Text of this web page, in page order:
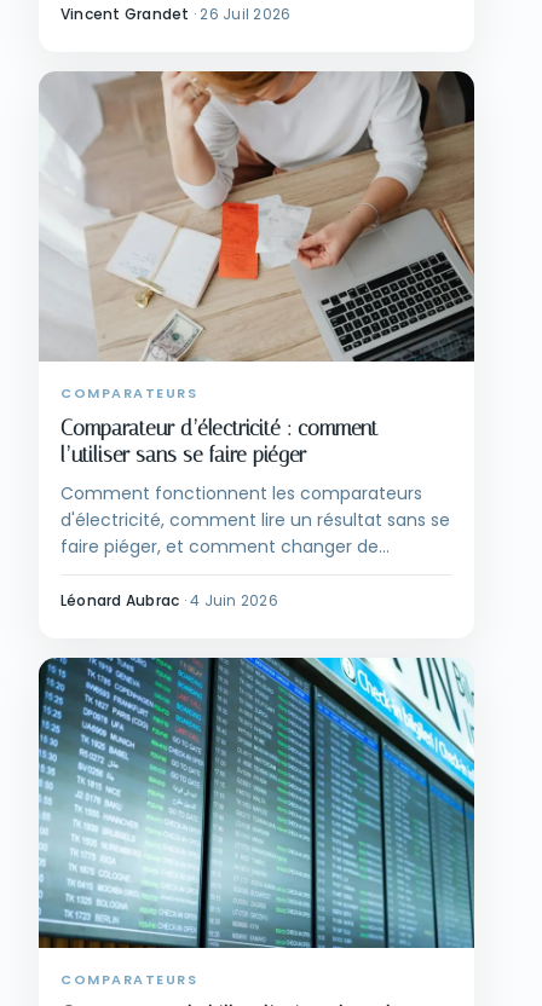
Vincent Grandet · 26 Juil 2026
COMPARATEURS
Comparateur d’électricité : comment
l’utiliser sans se faire piéger
Comment fonctionnent les comparateurs
d'électricité, comment lire un résultat sans se
faire piéger, et comment changer de
fournisseur ensuite — avec une méthode
pratique et un rappel du comparateur public
Léonard Aubrac ·4 Juin 2026
COMPARATEURS